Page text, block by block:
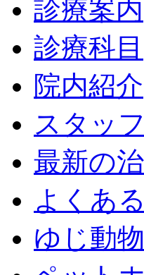
診療案内
診療科目
院内紹介
スタッ
最新の
よくあ
ゆじ動